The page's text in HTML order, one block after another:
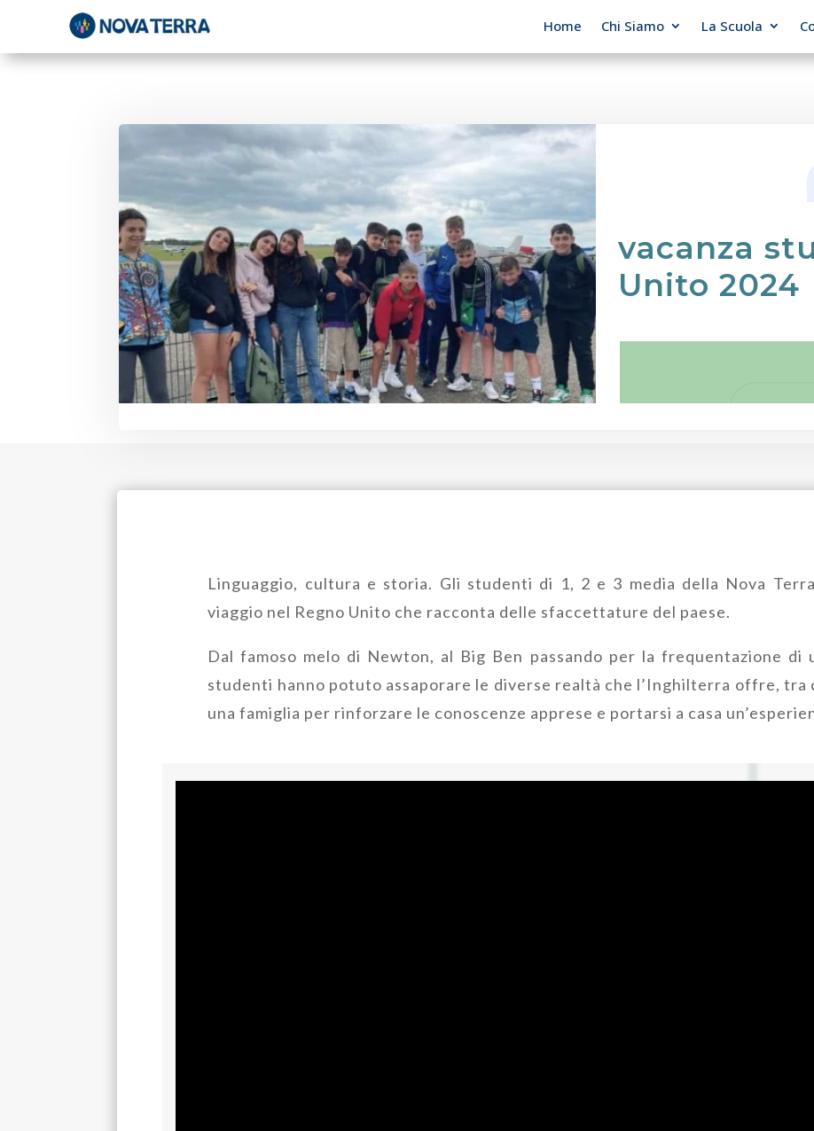
Home Chi Siamo La Scuola
vacanza
Unito 2024
Linguaggio, cultura e storia. Gli studenti di 1, 2 e 3 media della Nova
viaggio nel Regno Unito che racconta delle sfaccettature del paese.
Dal famoso melo di Newton, al Big Ben passando per la frequentazione di
studenti hanno potuto assaporare le diverse realtà che l’Inghilterra offre, tra
una famiglia per rinforzare le conoscenze apprese e portarsi a casa